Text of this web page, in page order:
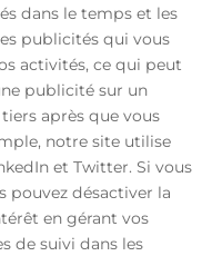
dans le temps et les
publicités qui vous
activités, ce qui peut
publicité sur un
après que vous
notre site utilise
et Twitter. Si vous
pouvez désactiver la
en gérant vos
de suivi dans les